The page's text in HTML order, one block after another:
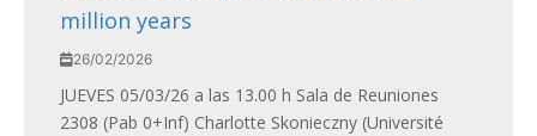
million years
26/02/2026
JUEVES 05/03/26 a las 13.00 h Sala de Reuniones
2308 (Pab 0+Inf) Charlotte Skonieczny (Université